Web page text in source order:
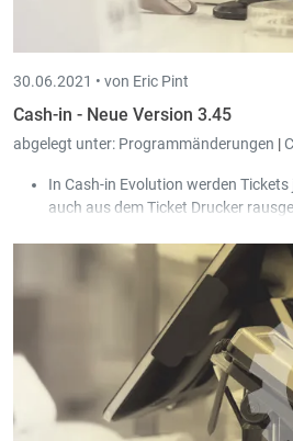
30.06.2021 • von Eric Pint
Cash-in - Neue Version 3.45
abgelegt unter: Programmänderungen |
In Cash-in Evolution werden
auch aus dem Ticket Drucker
ebenfalls die Tickets des Tages
kann das gewählte Ticket geöffnet
In Cash-in Evolution gibt es zwei
Drucken von Tickets: Ticket Details
wurden die aus Cash-in bekannten
besteht die Möglichkeit die
Suche heraus aufzurufen.